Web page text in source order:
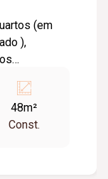
(em
),
gourmet,
torre em
48m²
Const.